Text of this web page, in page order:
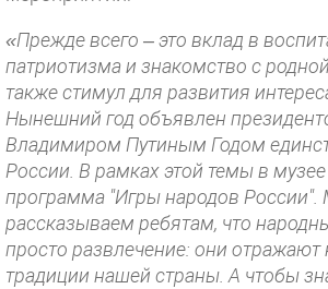
«Прежде всего – это вклад в
патриотизма и знакомство с
также стимул для развития
Нынешний год объявлен
Владимиром Путиным Годом
России. В рамках этой темы в музее
программа "Игры народов
рассказываем ребятам, что
просто развлечение: они отражают
традиции нашей страны. А чтобы